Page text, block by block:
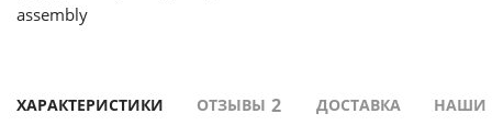
ХАРАКТЕРИСТИКИ ОТЗЫВЫ 2 ДОСТАВКА НАШИ